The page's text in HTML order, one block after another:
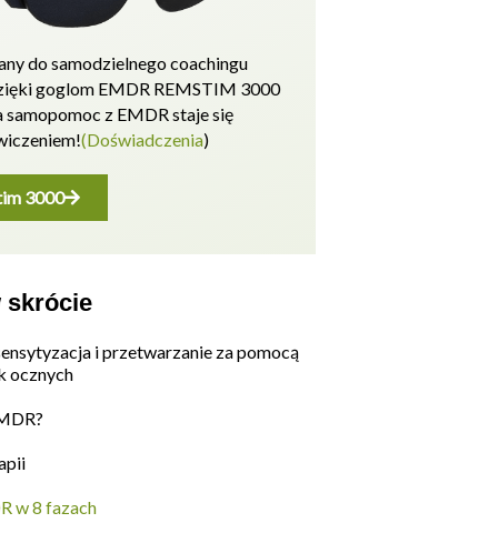
do samodzielnego coachingu
goglom EMDR REMSTIM 3000
samopomoc z EMDR staje się
(Doświadczenia)
3000
skrócie
i przetwarzanie za pomocą
ocznych
w 8 fazach